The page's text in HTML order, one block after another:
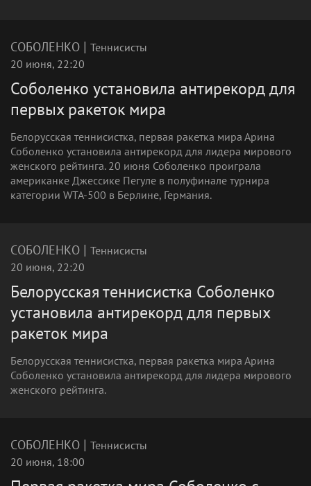
СОБОЛЕНКО | Теннисисты
20 июня, 22:20
Соболенко установила антирекорд для
первых ракеток мира
Белорусская теннисистка, первая ракетка мира Арина
Соболенко установила антирекорд для лидера мирового
женского рейтинга. 20 июня Соболенко проиграла
американке Джессике Пегуле в полуфинале турнира
категории WTA-500 в Берлине, Германия.
СОБОЛЕНКО | Теннисисты
20 июня, 22:20
Белорусская теннисистка Соболенко
установила антирекорд для первых
ракеток мира
Белорусская теннисистка, первая ракетка мира Арина
Соболенко установила антирекорд для лидера мирового
женского рейтинга.
СОБОЛЕНКО | Теннисисты
20 июня, 18:00